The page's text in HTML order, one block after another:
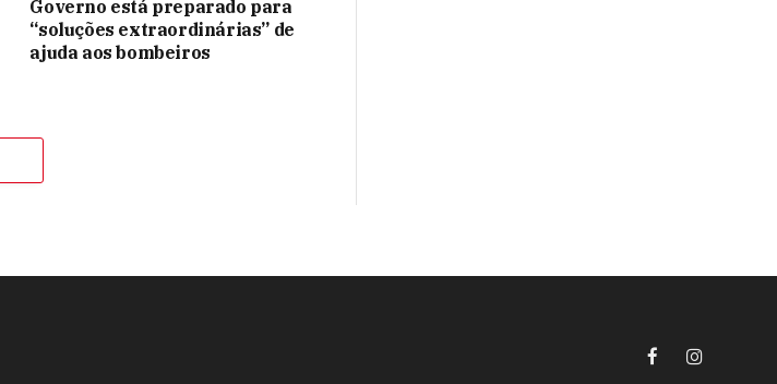
Governo está preparado para
“soluções extraordinárias” de
ajuda aos bombeiros
FacebookInstagram